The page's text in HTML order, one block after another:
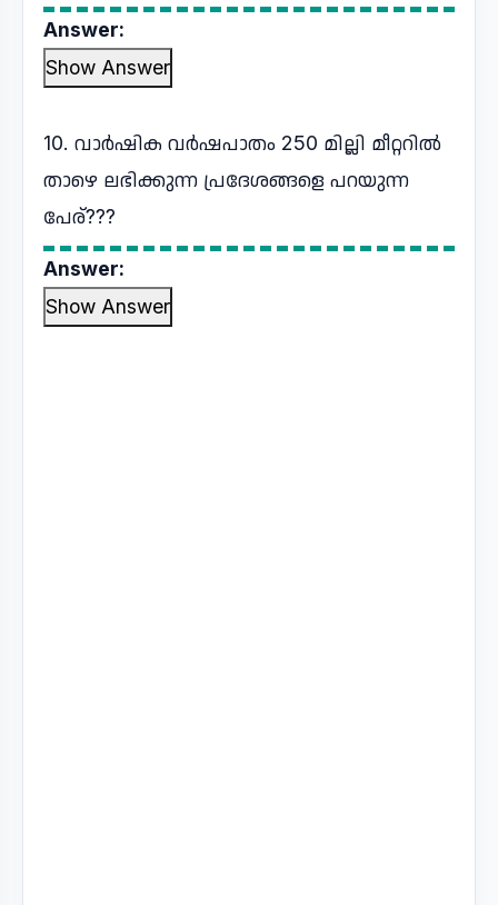
Answer:
Show Answer
10. വാർഷിക വർഷപാതം 250 മില്ലി മീറ്ററിൽ
താഴെ ലഭിക്കുന്ന പ്രദേശങ്ങളെ പറയുന്ന
പേര്???
Answer:
Show Answer